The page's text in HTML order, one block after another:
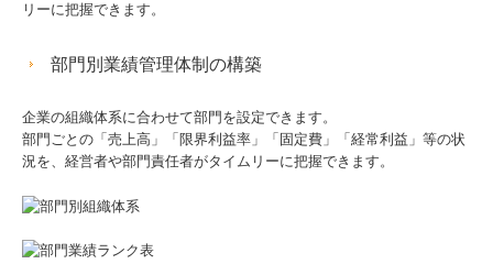
リーに把握できます。
部門別業績管理体制の構築
企業の組織体系に合わせて部門を設定できます。
部門ごとの「売上高」「限界利益率」「固定費」「経常利益」等の状
況を、経営者や部門責任者がタイムリーに把握できます。